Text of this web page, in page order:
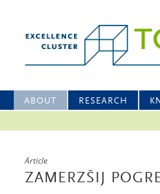
ABOUT RESEARCH
Article
ZAMERZŠIJ